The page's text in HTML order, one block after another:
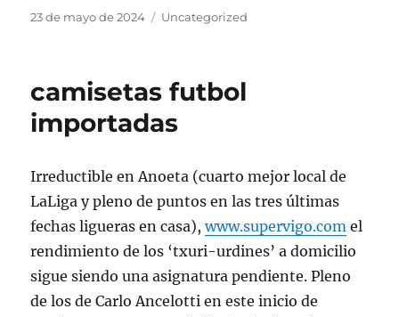
Publicado
23 de mayo de 2024 Categorías
Uncategorized
camisetas futbol
importadas
Irreductible en Anoeta (cuarto mejor local de
LaLiga y pleno de puntos en las tres últimas
fechas ligueras en casa),www.supervigo.com el
rendimiento de los ‘txuri-urdines’ a domicilio
sigue siendo una asignatura pendiente. Pleno
de los de Carlo Ancelotti en este inicio de